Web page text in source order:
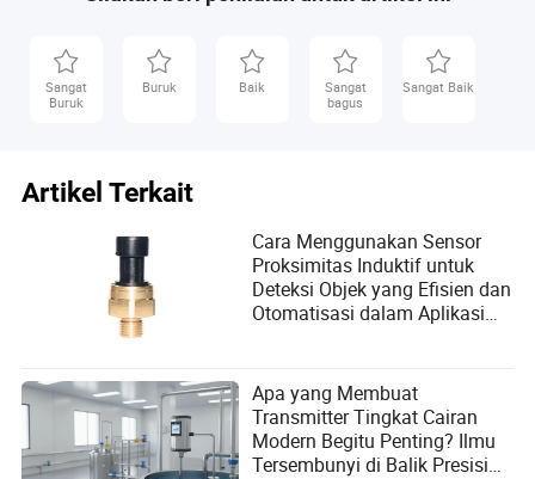
yang berspesialisasi dalam industri listrik dan
mengevaluasi apakah produk memenuhi standar
industri dan persyaratan peraturan seperti sertifikasi
RoHS dan CE, Ariana memberikan analisis yang
Sangat
Buruk
Buruk Baik
Sangat
bagus
Sangat Baik
Artikel Terkait
Cara Menggunakan Sensor
Proksimitas Induktif untuk
Deteksi Objek yang Efisien dan
Otomatisasi dalam Aplikasi
Apa yang Membuat
Transmitter Tingkat Cairan
Modern Begitu Penting? Ilmu
Tersembunyi di Balik Presisi